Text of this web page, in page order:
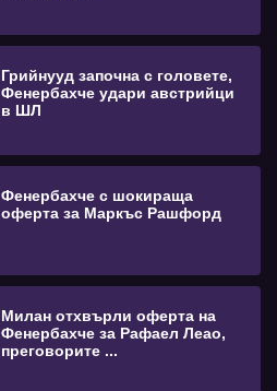
Грийнууд започна с головете,
Фенербахче удари австрийци
в ШЛ
Фенербахче с шокираща
оферта за Маркъс Рашфорд
Милан отхвърли оферта на
Фенербахче за Рафаел Леао,
преговорите ...